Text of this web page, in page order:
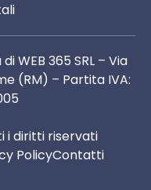
WEB 365 SRL – Via
(RM) – Partita IVA:
i diritti riservati
PolicyContatti